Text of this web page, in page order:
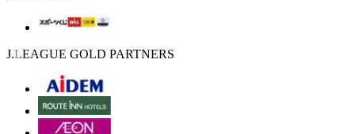
J.LEAGUE GOLD PARTNERS